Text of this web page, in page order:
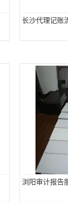
长沙代理记账
浏阳审计报告